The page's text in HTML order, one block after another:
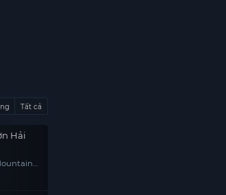
Tất cả
Hải